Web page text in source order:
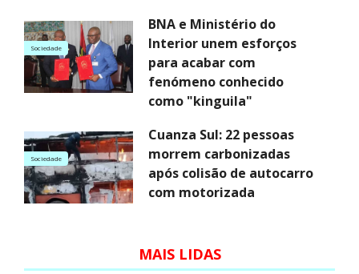
Sociedade
BNA e Ministério do
Interior unem esforços
para acabar com
fenómeno conhecido
como "kinguila"
Sociedade
Cuanza Sul: 22 pessoas
morrem carbonizadas
após colisão de autocarro
com motorizada
MAIS LIDAS